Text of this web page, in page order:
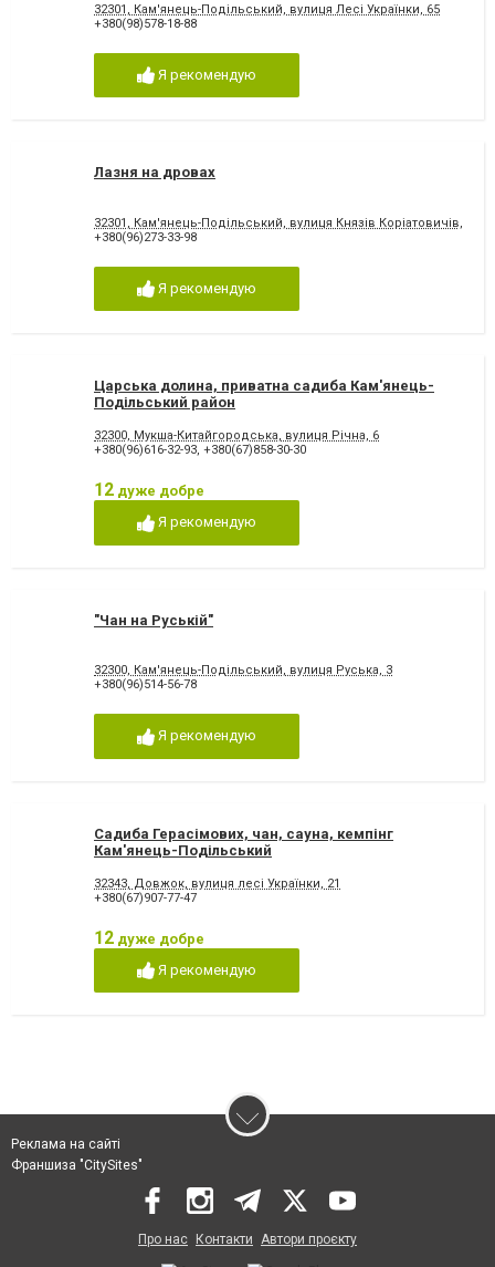
32301, Кам'янець-Подільський, вулиця Лесі Українки, 65
+380(98)578-18-88
Я рекомендую
Лазня на дровах
32301, Кам'янець-Подільський, вулиця Князів Коріатовичів, 25
+380(96)273-33-98
Я рекомендую
Царська долина, приватна садиба Кам'янець-
Подільський район
32300, Мукша-Китайгородська, вулиця Річна, 6
+380(96)616-32-93, +380(67)858-30-30
12 дуже добре
Я рекомендую
"Чан на Руській"
32300, Кам'янець-Подільський, вулиця Руська, 3
+380(96)514-56-78
Я рекомендую
Садиба Герасімових, чан, сауна, кемпінг
Кам'янець-Подільський
32343, Довжок, вулиця лесі Українки, 21
+380(67)907-77-47
12 дуже добре
Я рекомендую
Реклама на сайті
Франшиза "CitySites"
Про нас Контакти Автори проєкту